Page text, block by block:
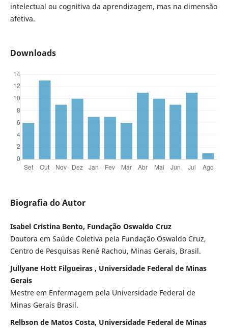
intelectual ou cognitiva da aprendizagem, mas na dimensão
afetiva.
Downloads
Biografia do Autor
Isabel Cristina Bento, Fundação Oswaldo Cruz
Doutora em Saúde Coletiva pela Fundação Oswaldo Cruz,
Centro de Pesquisas René Rachou, Minas Gerais, Brasil.
Jullyane Hott Filgueiras , Universidade Federal de Minas
Gerais
Mestre em Enfermagem pela Universidade Federal de
Minas Gerais Brasil.
Relbson de Matos Costa, Universidade Federal de Minas